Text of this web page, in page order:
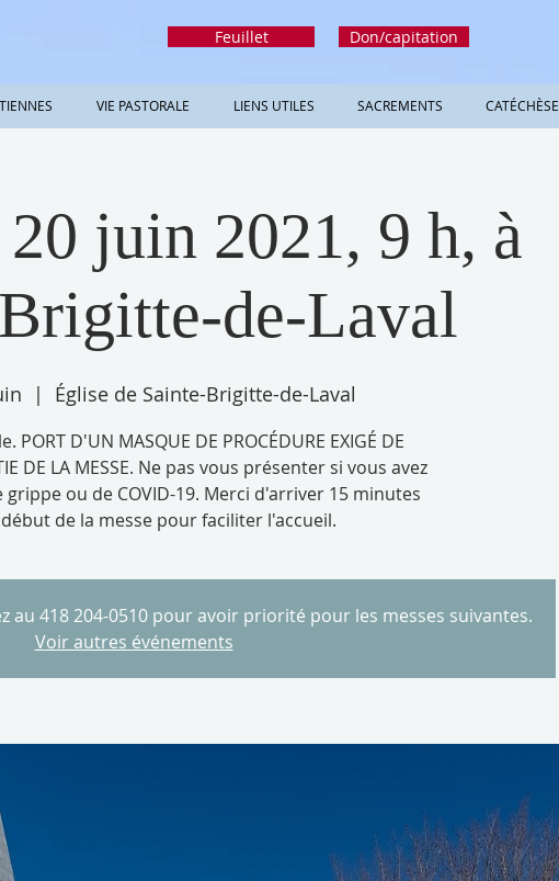
Feuillet Don/capitation
VIE PASTORALE LIENS UTILES SACREMENTS CATÉCHÈSE
juin 2021, 9 h, à
de-Laval
  |
Église de Sainte-Brigitte-de-Laval
PORT D'UN MASQUE DE PROCÉDURE EXIGÉ DE
DE LA MESSE. Ne pas vous présenter si vous avez
ou de COVID-19. Merci d'arriver 15 minutes
de la messe pour faciliter l'accueil.
au 418 204-0510 pour avoir priorité pour les messes suivantes.
Voir autres événements